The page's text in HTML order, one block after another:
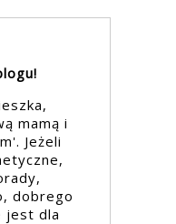
mamą i
Jeżeli
dobrego
jest dla